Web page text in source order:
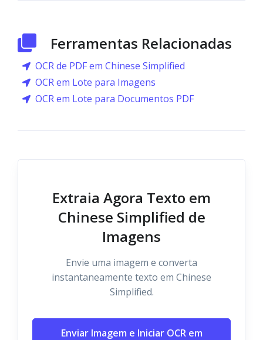
Ferramentas Relacionadas
OCR de PDF em Chinese Simplified
OCR em Lote para Imagens
OCR em Lote para Documentos PDF
Extraia Agora Texto em
Chinese Simplified de
Imagens
Envie uma imagem e converta
instantaneamente texto em Chinese
Simplified.
Enviar Imagem e Iniciar OCR em